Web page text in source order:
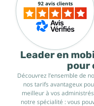
Leader en
pour
Découvrez l’ensemble de
nos tarifs avantageux
meilleur à vos
notre spécialité : vous
92 avis clients